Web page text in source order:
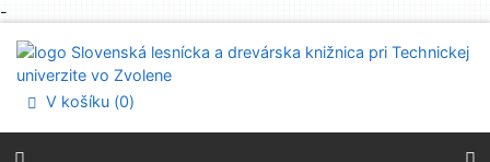
-
Prejsť na menu
Prehlásenie o webovej prístupnosti
V košíku (0)